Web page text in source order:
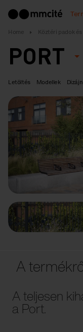
Home Köztéri padok
PORT
Letöltés Modellek
Előző
A
A teljesen
a Port.